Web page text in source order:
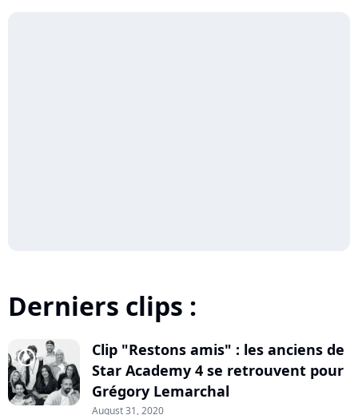
Derniers clips :
player2
Clip "Restons amis" : les anciens de
Star Academy 4 se retrouvent pour
Grégory Lemarchal
August 31, 2020